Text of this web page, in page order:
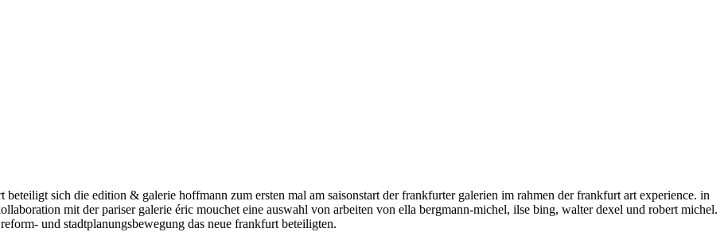
beteiligt sich die edition & galerie hoffmann zum ersten mal am saisonstart der frankfurter galerien im rahmen der frankfurt art experience. in
mit der pariser galerie éric mouchet eine auswahl von arbeiten von ella bergmann-michel, ilse bing, walter dexel und robert michel.
und stadtplanungsbewegung das neue frankfurt beteiligten.